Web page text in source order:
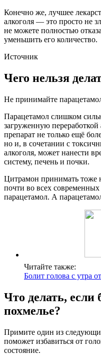
Конечно же, лучшее
алкоголя — это просто не
не можете полностью
уменьшить его количество.
Источник
Чего нельзя
Не принимайте
Парацетамол слишком
загруженную переработкой
препарат не только ещё
но и, в сочетании с
алкоголя, может нанести
систему, печень и почки.
Цитрамон принимать тоже
почти во всех
парацетамол. А
Читайте также:
Болит голова с утра
Что делать, если
похмелье?
Примите один из
поможет избавиться от
состояние.